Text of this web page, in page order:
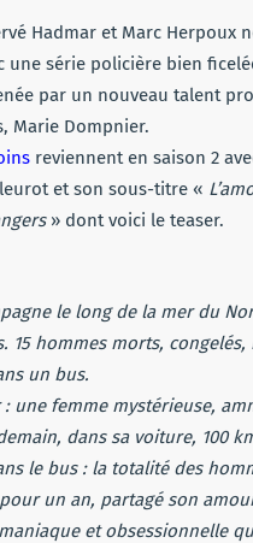
Hadmar et Marc Herpoux
une série policière bien
par un nouveau talent
Marie Dompnier.
reviennent en saison 2
et son sous-titre «
» dont voici le teaser.
le long de la mer du
15 hommes morts, congelés,
un bus.
: une femme mystérieuse,
dans sa voiture, 100
le bus : la totalité des
un an, partagé son
et obsessionnelle